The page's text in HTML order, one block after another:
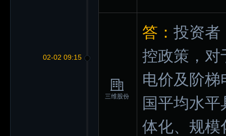
02-02 09:15
三维股份
答： 投资者
控政策，对
电价及阶
国平均水
体化、规模